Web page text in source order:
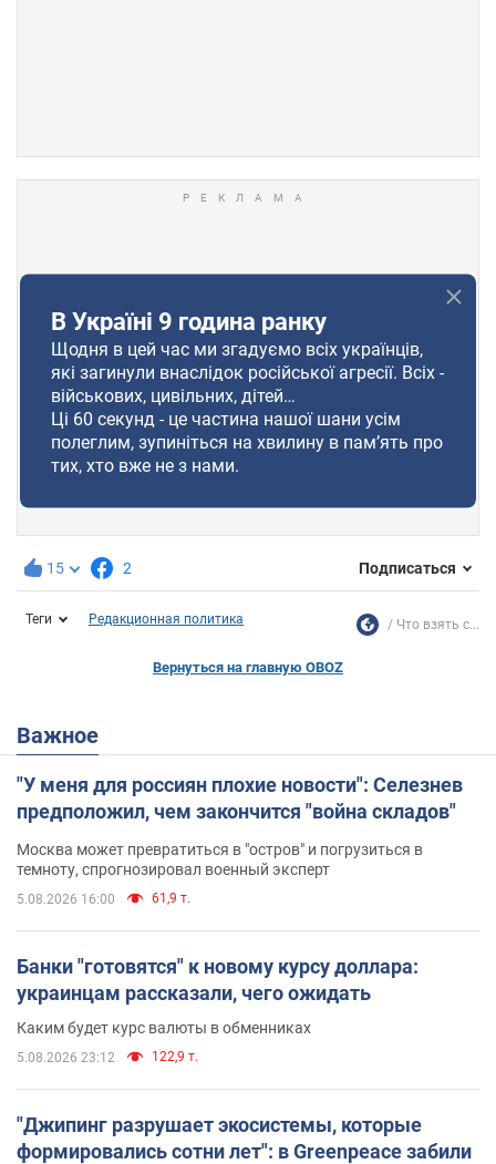
15 2 Подписаться
Теги Редакционная политика Что взять с...
Вернуться на главную OBOZ
Важное
"У меня для россиян плохие новости": Селезнев
предположил, чем закончится "война складов"
Москва может превратиться в "остров" и погрузиться в
темноту, спрогнозировал военный эксперт
5.08.2026 16:00 61,9 т.
Банки "готовятся" к новому курсу доллара:
украинцам рассказали, чего ожидать
Каким будет курс валюты в обменниках
5.08.2026 23:12 122,9 т.
"Джипинг разрушает экосистемы, которые
формировались сотни лет": в Greenpeace забили
В Україні 9 година ранку
Щодня в цей час ми згадуємо всіх українців,
які загинули внаслідок російської агресії. Всіх -
військових, цивільних, дітей…
Ці 60 секунд - це частина нашої шани усім
полеглим, зупиніться на хвилину в пам’ять про
тих, хто вже не з нами.